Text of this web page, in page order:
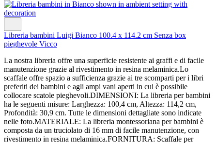
Libreria bambini Luigi Bianco 100.4 x 114.2 cm Senza box
pieghevole Vicco
La nostra libreria offre una superficie resistente ai graffi e di facile
manutenzione grazie al rivestimento in resina melaminica.Lo
scaffale offre spazio a sufficienza grazie ai tre scomparti per i libri
preferiti dei bambini e agli ampi vani aperti in cui è possibile
collocare scatole pieghevoli.DIMENSIONI: La libreria per bambini
ha le seguenti misure: Larghezza: 100,4 cm, Altezza: 114,2 cm,
Profondità: 30,9 cm. Tutte le dimensioni dettagliate sono indicate
nelle foto.MATERIALE: La libreria montessoriana per bambini è
composta da un truciolato di 16 mm di facile manutenzione, con
rivestimento in resina melaminica.FORNITURA: Scaffale per